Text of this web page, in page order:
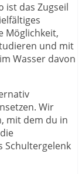
ist das Zugseil
Möglichkeit,
und mit
Wasser davon
Wir
mit dem du in
Schultergelenk